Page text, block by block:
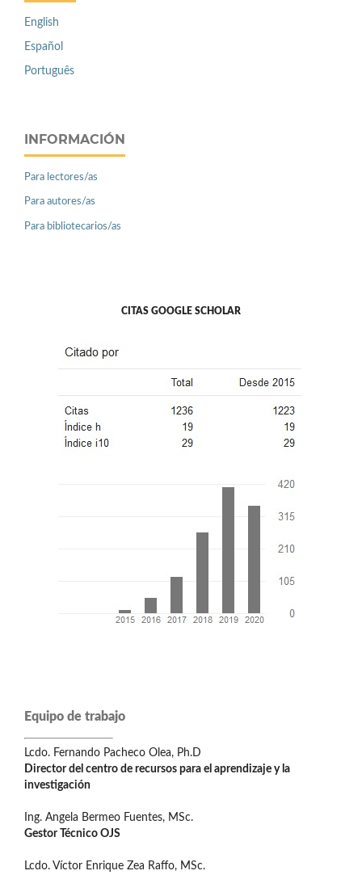
English
Español
Português
INFORMACIÓN
Para lectores/as
Para autores/as
Para bibliotecarios/as
CITAS GOOGLE SCHOLAR
Equipo de trabajo
Lcdo. Fernando Pacheco Olea, Ph.D
Director del centro de recursos para el aprendizaje y la
investigación
Ing. Angela Bermeo Fuentes, MSc.
Gestor Técnico OJS
Lcdo. Víctor Enrique Zea Raffo, MSc.